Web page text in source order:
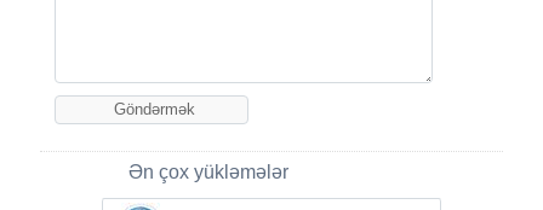
Ən çox yükləmələr